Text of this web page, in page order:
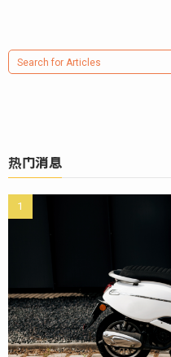
热门消息